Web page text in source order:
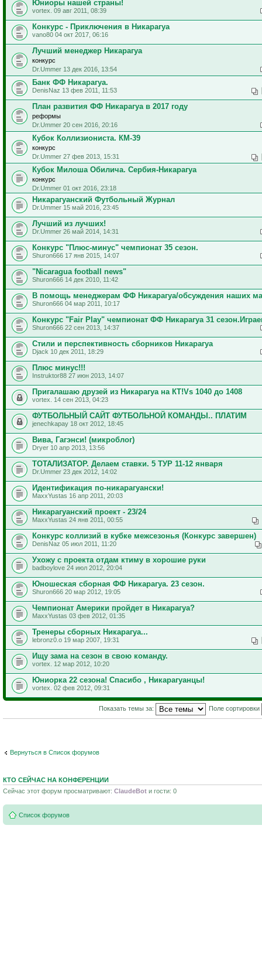
Юниоры нашей страны!
vortex. 09 авг 2011, 08:39
Конкурс - Приключения в Никарагуа
vano80 04 окт 2017, 06:16
Лучший менеджер Никарагуа
конкурс
Dr.Ummer 13 дек 2016, 13:54
Банк ФФ Никарагуа.
DenisNaz 13 фев 2011, 11:53
План развития ФФ Никарагуа в 2017 году
реформы
Dr.Ummer 20 сен 2016, 20:16
Кубок Коллизиониста. КМ-39
конкурс
Dr.Ummer 27 фев 2013, 15:31
Кубок Милоша Обилича. Сербия-Никарагуа
конкурс
Dr.Ummer 01 окт 2016, 23:18
Никарагуанский Футбольный Журнал
Dr.Ummer 15 май 2016, 23:45
Лучший из лучших!
Dr.Ummer 26 май 2014, 14:31
Конкурс "Плюс-минус" чемпионат 35 сезон.
Shuron666 17 янв 2015, 14:07
"Nicaragua football news"
Shuron666 14 дек 2010, 11:42
В помощь менеджерам ФФ Никарагуа/обсуждения наших
Shuron666 04 мар 2011, 10:17
Конкурс "Fair Play" чемпионат ФФ Никарагуа 31
Shuron666 22 сен 2013, 14:37
Стили и перспективность сборников Никарагуа
Djack 10 дек 2011, 18:29
Плюс минус!!!
Instruktor88 27 июн 2013, 14:07
Пригалашаю друзей из Никарагуа на КТ!Vs 1040 до 1408
vortex. 14 сен 2013, 04:23
ФУТБОЛЬНЫЙ САЙТ ФУТБОЛЬНОЙ КОМАНДЫ.. ПЛАТИМ
jenechkapay 18 окт 2012, 18:45
Вива, Гагэнси! (микроблог)
Dryer 10 апр 2013, 13:56
ТОТАЛИЗАТОР. Делаем ставки. 5 ТУР 11-12 января
Dr.Ummer 23 дек 2012, 14:02
Идентификация по-никарагуански!
MaxxYustas 16 апр 2011, 20:03
Никарагуанский проект - 23/24
MaxxYustas 24 янв 2011, 00:55
Конкурс коллизий в кубке межсезонья (Конкурс завершен)
DenisNaz 05 июл 2011, 11:20
Ухожу с проекта отдам ктиму в хорошие руки
badboylove 24 июл 2012, 20:04
Юношеская сборная ФФ Никарагуа. 23 сезон.
Shuron666 20 мар 2012, 19:05
Чемпионат Америки пройдет в Никарагуа?
MaxxYustas 03 фев 2012, 01:35
Тренеры сборных Никарагуа...
lebronz0.o 19 мар 2007, 19:31
Ищу зама на сезон в свою команду.
vortex. 12 мар 2012, 10:20
Юниорка 22 сезона! Спасибо , Никарагуанцы!
vortex. 02 фев 2012, 09:31
Показать темы за: Поле сортировки
Вернуться в Список форумов
КТО СЕЙЧАС НА КОНФЕРЕНЦИИ
Сейчас этот форум просматривают: ClaudeBot и гости: 0
Список форумов